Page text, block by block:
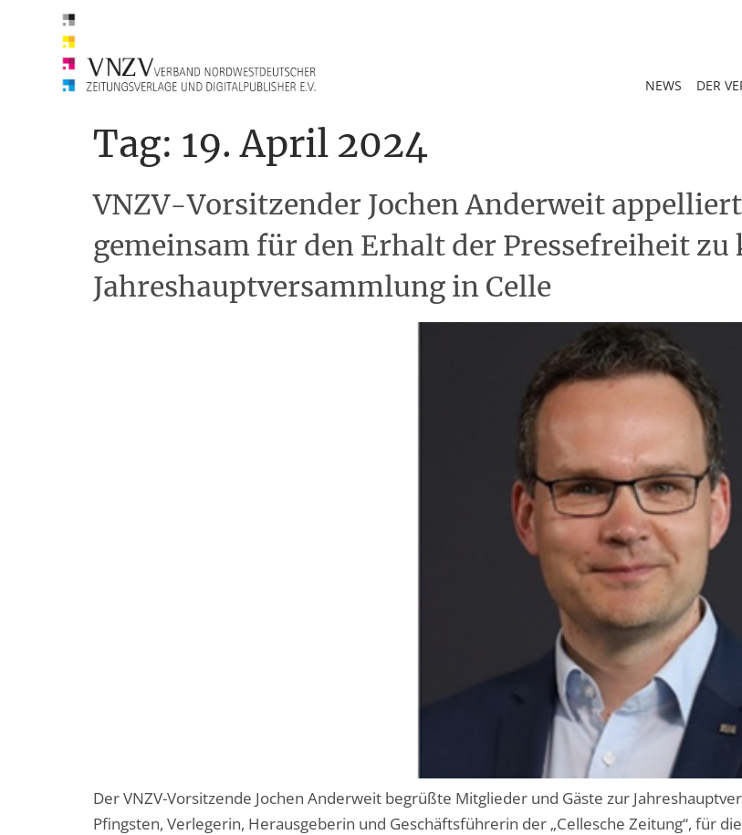
NEWS DER
Tag: 19. April 2024
VNZV-Vorsitzender Jochen Anderweit
gemeinsam für den Erhalt der Pressefreiheit
Jahreshauptversammlung in Celle
Der VNZV-Vorsitzende Jochen Anderweit begrüßte Mitglieder und Gäste zur
Pfingsten, Verlegerin, Herausgeberin und Geschäftsführerin der „Cellesche Zeitung“, für